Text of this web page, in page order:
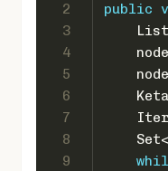
2
3
4
5
6
7
8
9
public